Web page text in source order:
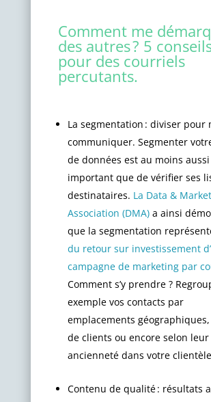
Comment me
des autres ? 5
pour des courriels
percutants.
La segmentation : diviser pour
communiquer. Segmenter
de données est au moins aussi
important que de vérifier ses
destinataires. La Data &
Association (DMA) a ainsi
que la segmentation
du retour sur investissement
campagne de marketing par
Comment s’y prendre ?
exemple vos contacts par
emplacements
de clients ou encore selon leur
ancienneté dans votre
Contenu de qualité : résultats